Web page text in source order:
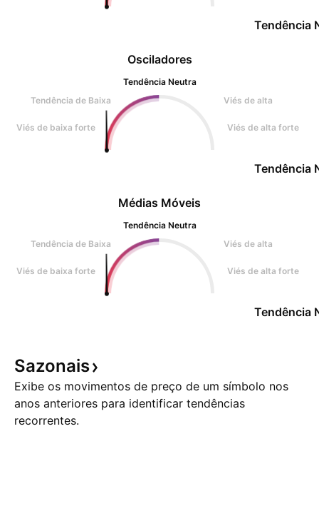
Osciladores
Tendência Neutra
Tendência de Baixa
Viés de alta
Viés de baixa forte Viés de alta forte
Tendência
Tendência
Médias Móveis
Tendência Neutra
Tendência de Baixa
Viés de alta
Viés de baixa forte Viés de alta forte
Tendência
Sazonais
Exibe os movimentos de preço de um símbolo nos
anos anteriores para identificar tendências
recorrentes.